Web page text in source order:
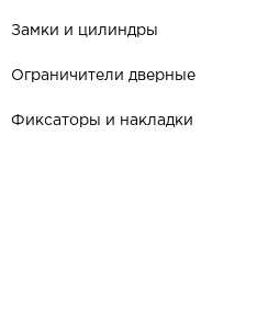
Замки и цилиндры
Ограничители дверные
Фиксаторы и накладки